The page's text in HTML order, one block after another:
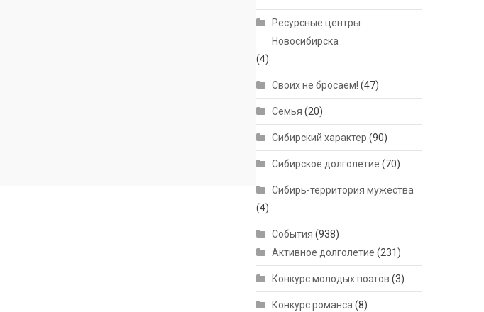
Ресурсные центры
Новосибирска
(4)
Своих не бросаем! (47)
Семья (20)
Сибирский характер (90)
Сибирское долголетие (70)
Сибирь-территория мужества
(4)
События (938)
Активное долголетие (231)
Конкурс молодых поэтов (3)
Конкурс романса (8)